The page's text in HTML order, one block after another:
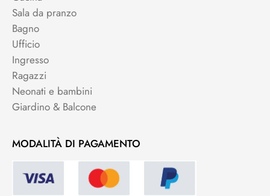
Sala da pranzo
Bagno
Ufficio
Ingresso
Ragazzi
Neonati e bambini
Giardino & Balcone
MODALITÀ DI PAGAMENTO